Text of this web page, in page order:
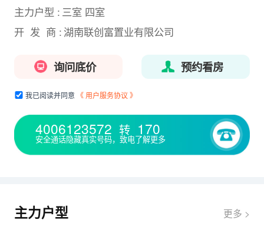
主力户型 : 三室 四室
开 发 商 : 湖南联创富置业有限公司
询问底价 预约看房
我已阅读并同意 《 用户服务协议 》
4006123572 转 170
安全通话隐藏真实号码，致电了解更多
主力户型 更多 >